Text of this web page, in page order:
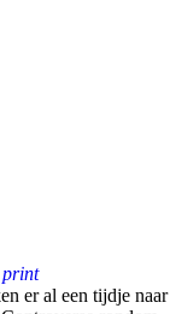
print
er al een tijdje naar